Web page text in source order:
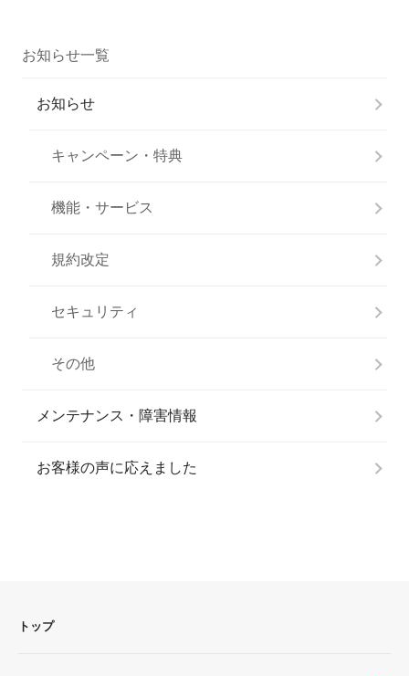
お知らせ一覧
お知らせ
キャンペーン・特典
機能・サービス
規約改定
セキュリティ
その他
メンテナンス・障害情報
お客様の声に応えました
トップ